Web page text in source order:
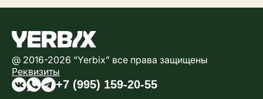
@ 2016-2026 “Yerbix” все права защищены
Реквизиты
+7 (995) 159-20-55